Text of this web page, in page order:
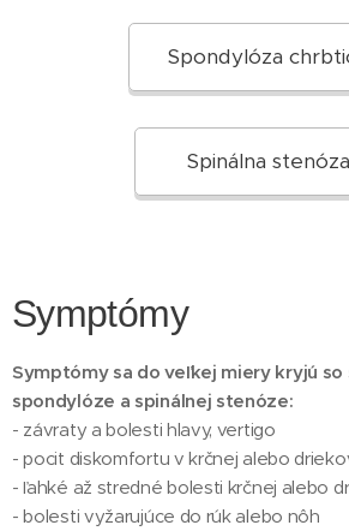
Spondylóza
Spinálna stenóza
Symptómy
Symptómy sa do veľkej miery kryjú
spondylóze a spinálnej stenóze:
- závraty a bolesti hlavy, vertigo
- pocit diskomfortu v krčnej alebo
- ľahké až stredné bolesti krčnej alebo
- bolesti vyžarujúce do rúk alebo nôh